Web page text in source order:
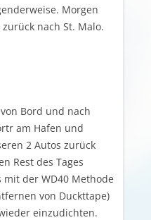
Morgen
nach St. Malo.
Bord und nach
am Hafen und
2 Autos zurück
Rest des Tages
der WD40 Methode
von Duckttape)
einzudichten.